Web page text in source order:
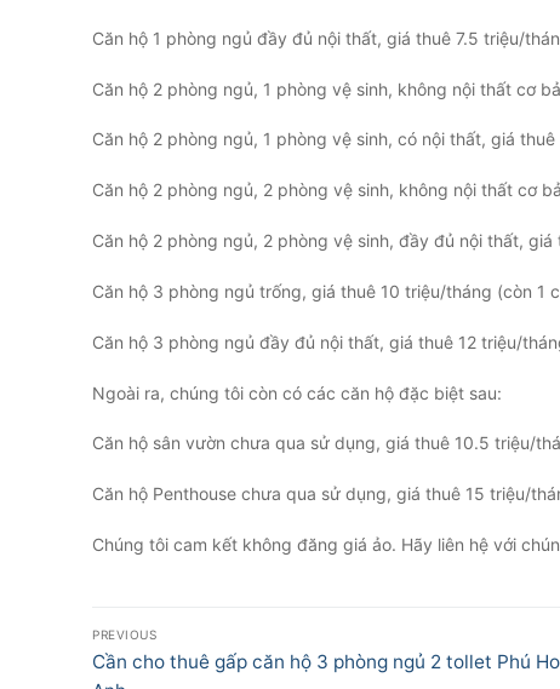
Căn hộ 1 phòng ngủ đầy đủ nội thất, giá thuê 7.5 triệu/
Căn hộ 2 phòng ngủ, 1 phòng vệ sinh, không nội thất cơ
Căn hộ 2 phòng ngủ, 1 phòng vệ sinh, có nội thất, giá
Căn hộ 2 phòng ngủ, 2 phòng vệ sinh, không nội thất cơ
Căn hộ 2 phòng ngủ, 2 phòng vệ sinh, đầy đủ nội thất,
Căn hộ 3 phòng ngủ trống, giá thuê 10 triệu/tháng (còn 1
Căn hộ 3 phòng ngủ đầy đủ nội thất, giá thuê 12 triệu/
Ngoài ra, chúng tôi còn có các căn hộ đặc biệt sau:
Căn hộ sân vườn chưa qua sử dụng, giá thuê 10.5 triệu/
Căn hộ Penthouse chưa qua sử dụng, giá thuê 15 triệu/
Chúng tôi cam kết không đăng giá ảo. Hãy liên hệ với
Điều
hướng
PREVIOUS
Previous
Cần cho thuê gấp căn hộ 3 phòng ngủ 2 tollet Phú